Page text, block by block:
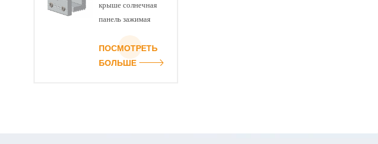
крыше солнечная
панель зажимая
ПОСМОТРЕТЬ
БОЛЬШЕ